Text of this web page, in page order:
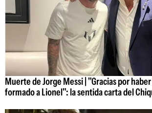
Muerte de Jorge Messi | "Gracias por
formado a Lionel": la sentida carta del